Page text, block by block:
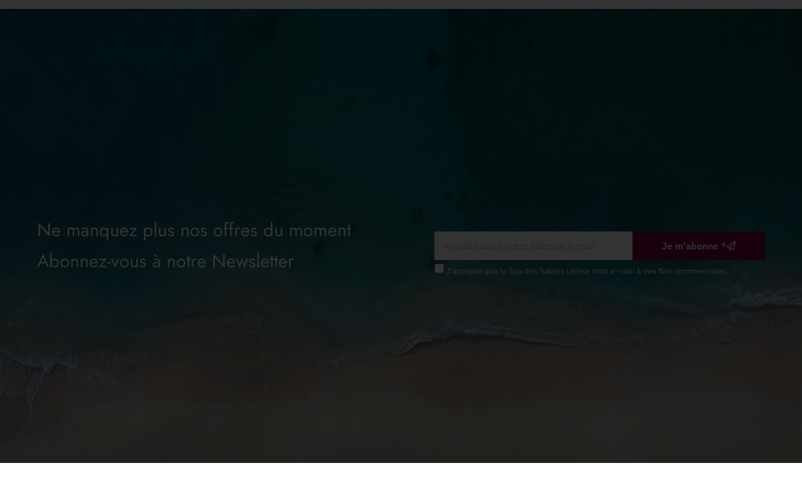
Ne manquez plus nos offres du moment
Abonnez-vous à notre Newsletter
J'accepte que la Spa des Sables utilise mon e-mail à des fins commerciales.
Je m'abonne *